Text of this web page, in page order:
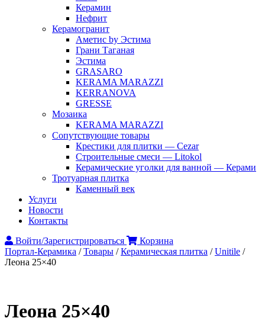
Керамин
Нефрит
Керамогранит
Аметис by Эстима
Грани Таганая
Эстима
GRASARO
KERAMA MARAZZI
KERRANOVA
GRESSE
Мозаика
KERAMA MARAZZI
Сопутствующие товары
Крестики для плитки — Cezar
Строительные смеси — Litokol
Керамические уголки для ванной — Керами
Тротуарная плитка
Каменный век
Услуги
Новости
Контакты
Войти/Зарегистрироваться
Корзина
Портал-Керамика /Товары /Керамическая плитка /Unitile /
Леона 25×40
Леона 25×40